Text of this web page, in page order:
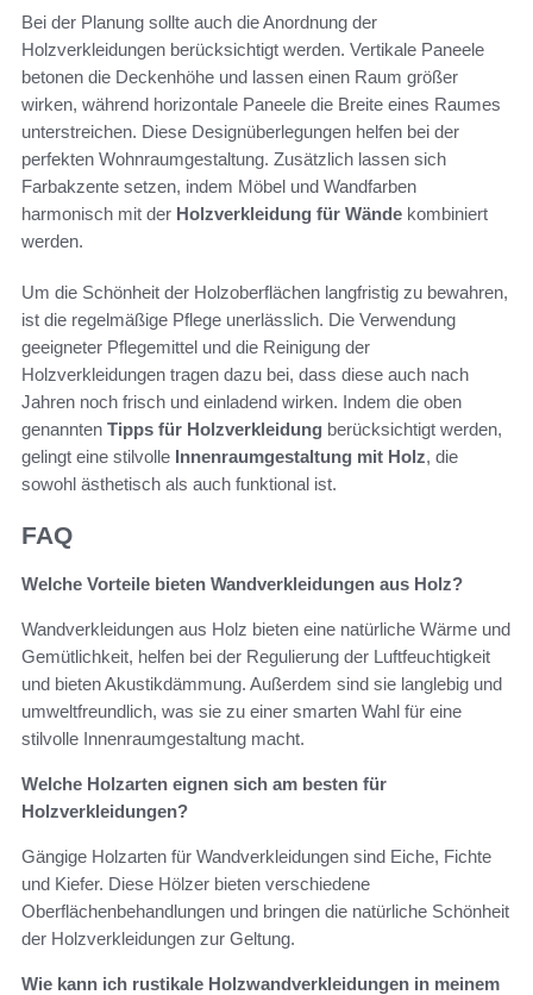
Bei der Planung sollte auch die Anordnung der
Holzverkleidungen berücksichtigt werden. Vertikale Paneele
betonen die Deckenhöhe und lassen einen Raum größer
wirken, während horizontale Paneele die Breite eines Raumes
unterstreichen. Diese Designüberlegungen helfen bei der
perfekten Wohnraumgestaltung. Zusätzlich lassen sich
Farbakzente setzen, indem Möbel und Wandfarben
harmonisch mit der Holzverkleidung für Wände kombiniert
werden.
Um die Schönheit der Holzoberflächen langfristig zu bewahren,
ist die regelmäßige Pflege unerlässlich. Die Verwendung
geeigneter Pflegemittel und die Reinigung der
Holzverkleidungen tragen dazu bei, dass diese auch nach
Jahren noch frisch und einladend wirken. Indem die oben
genannten Tipps für Holzverkleidung berücksichtigt werden,
gelingt eine stilvolle Innenraumgestaltung mit Holz, die
sowohl ästhetisch als auch funktional ist.
FAQ
Welche Vorteile bieten Wandverkleidungen aus Holz?
Wandverkleidungen aus Holz bieten eine natürliche Wärme und
Gemütlichkeit, helfen bei der Regulierung der Luftfeuchtigkeit
und bieten Akustikdämmung. Außerdem sind sie langlebig und
umweltfreundlich, was sie zu einer smarten Wahl für eine
stilvolle Innenraumgestaltung macht.
Welche Holzarten eignen sich am besten für
Holzverkleidungen?
Gängige Holzarten für Wandverkleidungen sind Eiche, Fichte
und Kiefer. Diese Hölzer bieten verschiedene
Oberflächenbehandlungen und bringen die natürliche Schönheit
der Holzverkleidungen zur Geltung.
Wie kann ich rustikale Holzwandverkleidungen in meinem